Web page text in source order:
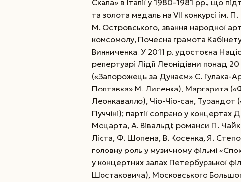
Скала» в Італії у 1980–1981 рр., що
та золота медаль на VІІ конкурсі ім.
М. Остров­ського, звання народної
комсомолу, Почесна грамота Кабінету
Винниченка. У 2011 р. удостоєна
репертуарі Лідії Леонідівни понад
(«Запорожець за Дунаєм» С. Гулака-
Полтавка» М. Лисенка), Маргарита
Леонкавалло), Чіо-Чіо-сан,
Пуччіні); партії сопрано у
Моцарта, А. Вівальді; романси П.
Ліста, Ф. Шопена, В. Косенка, Я.
головну роль у музичному фільмі
у концертних залах Петербурзької
Шостаковича), Московського